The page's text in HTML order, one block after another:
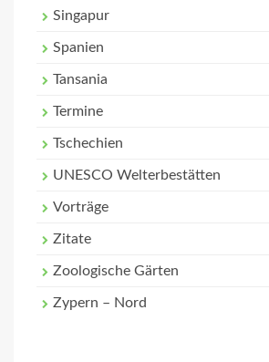
Singapur
Spanien
Tansania
Termine
Tschechien
UNESCO Welterbestätten
Vorträge
Zitate
Zoologische Gärten
Zypern – Nord